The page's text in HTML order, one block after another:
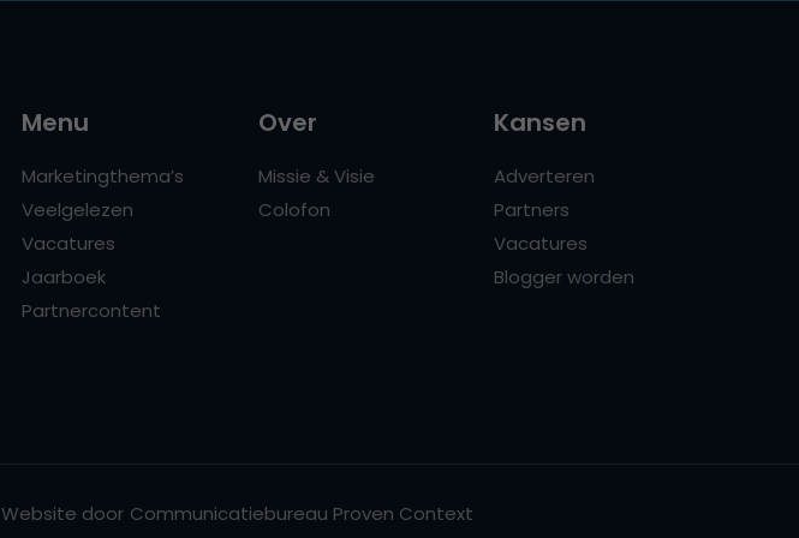
Menu
Marketingthema’s
Veelgelezen
Vacatures
Jaarboek
Partnercontent
Over
Missie & Visie
Colofon
Kansen
Adverteren
Partners
Vacatures
Blogger worden
Website door Communicatiebureau Proven Context